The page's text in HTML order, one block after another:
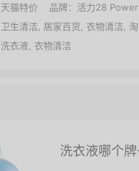
天猫特价 品牌： 活力28
卫生清洁 居家百货 衣物清洁
洗衣液 衣物清洁
洗衣液哪个